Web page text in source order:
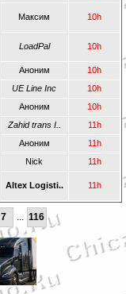
Максим 10h
LoadPal 10h
Аноним 10h
UE Line Inc 10h
Аноним 10h
Zahid trans I.. 11h
Аноним 11h
Nick 11h
Altex Logisti.. 11h
7 ... 116